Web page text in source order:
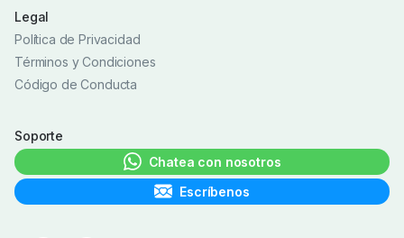
Legal
Política de Privacidad
Términos y Condiciones
Código de Conducta
Soporte
Chatea con nosotros
Escríbenos